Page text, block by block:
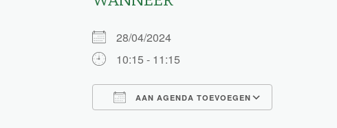
28/04/2024
10:15 - 11:15
AAN AGENDA TOEVOEGEN